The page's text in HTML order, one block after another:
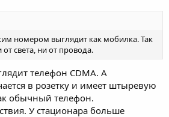
номером выглядит как мобилка. Так
от света, ни от провода.
телефон CDMA. А
в розетку и имеет штыревую
обычный телефон.
У стационара больше